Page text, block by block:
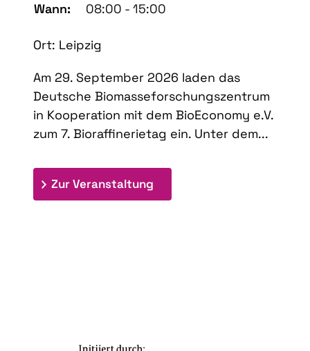
Wann:
08:00 - 15:00
Ort: Leipzig
Am 29. September 2026 laden das
Deutsche Biomasseforschungszentrum
in Kooperation mit dem BioEconomy e.V.
zum 7. Bioraffinerietag ein. Unter dem...
Zur Veranstaltung